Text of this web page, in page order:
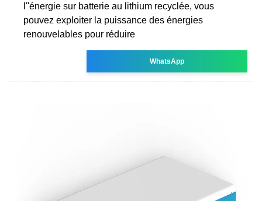
l''énergie sur batterie au lithium recyclée, vous
pouvez exploiter la puissance des énergies
renouvelables pour réduire
WhatsApp